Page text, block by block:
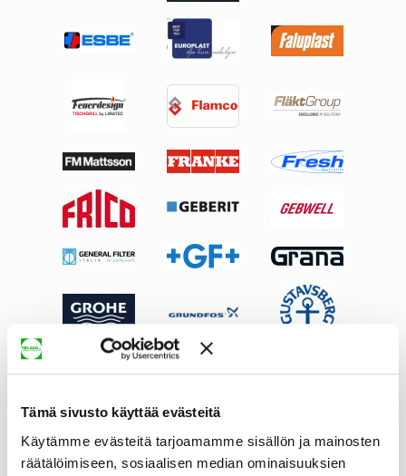
Tämä sivusto käyttää evästeitä
Käytämme evästeitä tarjoamamme sisällön ja mainosten
räätälöimiseen, sosiaalisen median ominaisuuksien